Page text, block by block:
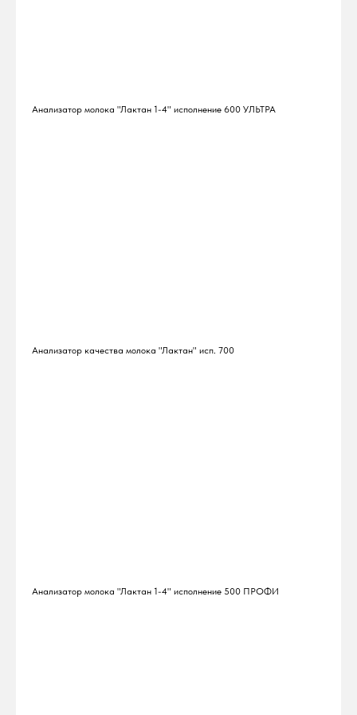
Анализатор молока "Лактан 1-4" исполнение 600 УЛЬТРА
Анализатор качества молока "Лактан" исп. 700
Анализатор молока "Лактан 1-4" исполнение 500 ПРОФИ